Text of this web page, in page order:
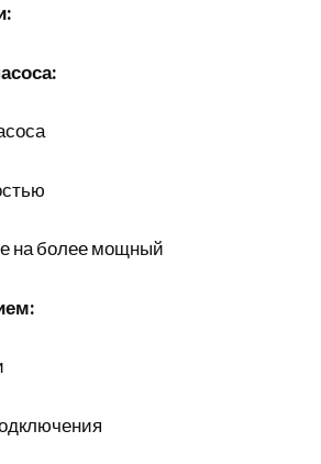
на более мощный